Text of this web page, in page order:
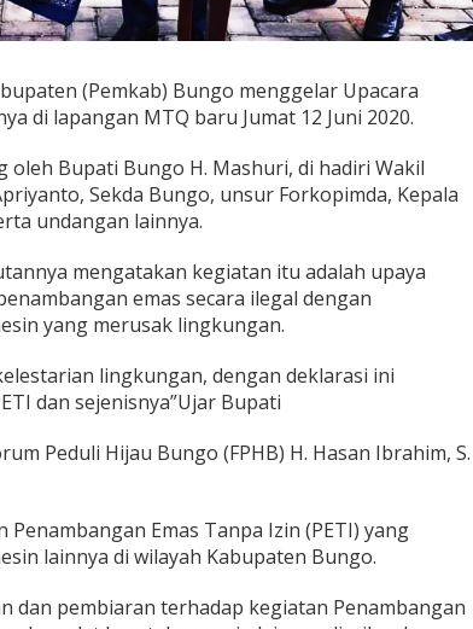
(Pemkab) Bungo menggelar Upacara
di lapangan MTQ baru Jumat 12 Juni 2020.
oleh Bupati Bungo H. Mashuri, di hadiri Wakil
Sekda Bungo, unsur Forkopimda, Kepala
undangan lainnya.
mengatakan kegiatan itu adalah upaya
emas secara ilegal dengan
yang merusak lingkungan.
lingkungan, dengan deklarasi ini
dan sejenisnya”Ujar Bupati
Peduli Hijau Bungo (FPHB) H. Hasan Ibrahim, S.
Emas Tanpa Izin (PETI) yang
lainnya di wilayah Kabupaten Bungo.
dan pembiaran terhadap kegiatan Penambangan